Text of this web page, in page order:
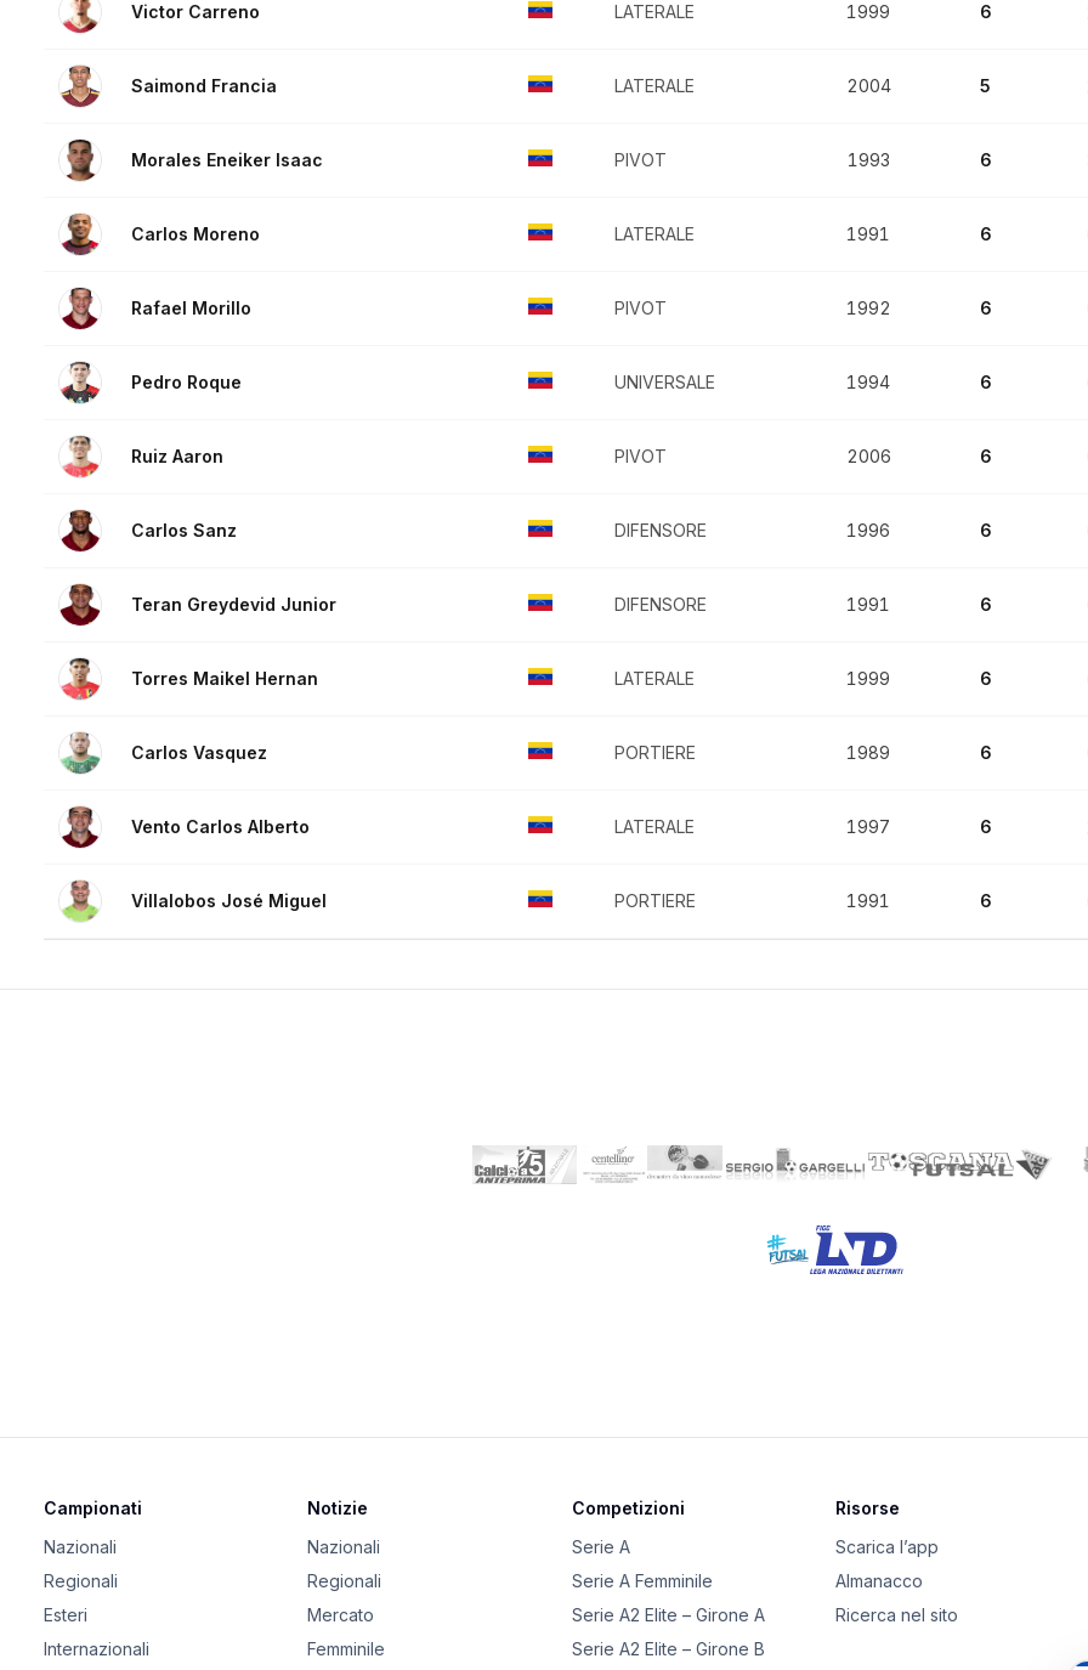
Victor Carreno LATERALE 1999 6
Saimond Francia LATERALE 2004 5
Morales Eneiker Isaac PIVOT 1993 6
Carlos Moreno LATERALE 1991 6
Rafael Morillo PIVOT 1992 6
Pedro Roque UNIVERSALE 1994 6
Ruiz Aaron PIVOT 2006 6
Carlos Sanz DIFENSORE 1996 6
Teran Greydevid Junior DIFENSORE 1991 6
Torres Maikel Hernan LATERALE 1999 6
Carlos Vasquez PORTIERE 1989 6
Vento Carlos Alberto LATERALE 1997 6
Villalobos José Miguel PORTIERE 1991 6
Campionati
Nazionali
Regionali
Esteri
Internazionali
Notizie
Nazionali
Regionali
Mercato
Femminile
Competizioni
Serie A
Serie A Femminile
Serie A2 Elite – Girone A
Serie A2 Elite – Girone B
Risorse
Scarica l’app
Almanacco
Ricerca nel sito